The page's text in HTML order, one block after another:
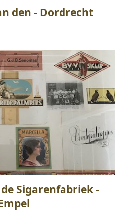
den - Dordrecht
de Sigarenfabriek -